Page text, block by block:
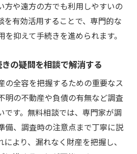
方や遠方の方でも利用しやすいの
を有効活用することで、専門的な
抑えて手続きを進められます。
の疑問を相談で解消する
の全容を把握するための重要なス
明の不動産や負債の有無など調査
です。無料相談では、専門家が調
備、調査時の注意点まで丁寧に説
より、漏れなく財産を把握し、